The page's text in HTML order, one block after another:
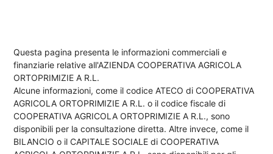
Questa pagina presenta le informazioni commerciali e
finanziarie relative all'AZIENDA COOPERATIVA AGRICOLA
ORTOPRIMIZIE A R.L.
Alcune informazioni, come il codice ATECO di COOPERATIVA
AGRICOLA ORTOPRIMIZIE A R.L. o il codice fiscale di
COOPERATIVA AGRICOLA ORTOPRIMIZIE A R.L., sono
disponibili per la consultazione diretta. Altre invece, come il
BILANCIO o il CAPITALE SOCIALE di COOPERATIVA